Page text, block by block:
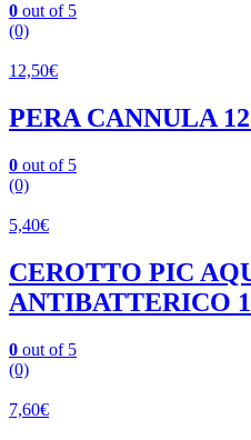
0 out of 5
(0)
12,50€
PERA CANNULA
0 out of 5
(0)
5,40€
CEROTTO PIC
ANTIBATTERICO
0 out of 5
(0)
7,60€